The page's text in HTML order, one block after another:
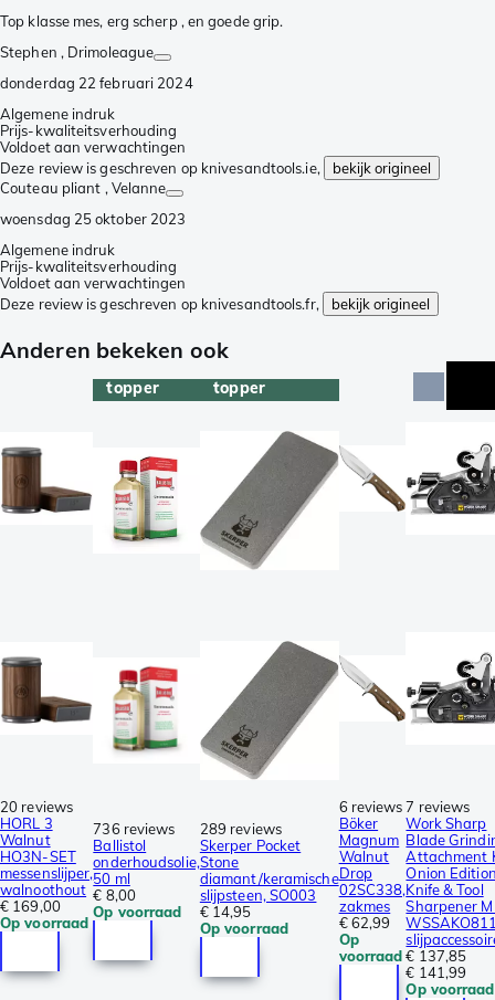
Top klasse mes, erg scherp , en goede grip.
Stephen , Drimoleague
donderdag 22 februari 2024
Algemene indruk
Prijs-kwaliteitsverhouding
Voldoet aan verwachtingen
Deze review is geschreven op knivesandtools.ie,
bekijk origineel
Couteau pliant , Velanne
woensdag 25 oktober 2023
Algemene indruk
Prijs-kwaliteitsverhouding
Voldoet aan verwachtingen
Deze review is geschreven op knivesandtools.fr,
bekijk origineel
Anderen bekeken ook
20 reviews
HORL 3
Walnut
HO3N-SET
messenslijper,
walnoothout
€ 169,00
Op voorraad
topper
736 reviews
Ballistol
onderhoudsolie,
50 ml
€ 8,00
Op voorraad
topper
289 reviews
Skerper Pocket
Stone
diamant/keramische
slijpsteen, SO003
€ 14,95
Op voorraad
6 reviews
Böker
Magnum
Walnut
Drop
02SC338,
zakmes
€ 62,99
Op
voorraad
7 reviews
Work Sharp
Blade
Attachment
Onion
Knife & Tool
Sharpener
€ 137,85
€ 141,99
Op voorraad